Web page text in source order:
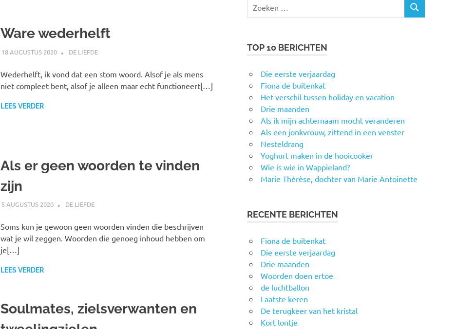
Ware wederhelft
18 AUGUSTUS 2020 MARJOLEIN
DE LIEFDE
Wederhelft, ik vond dat een stom woord. Alsof je als mens
niet compleet bent, alsof je alleen maar echt functioneert[…]
LEES VERDER
Als er geen woorden te vinden
zijn
5 AUGUSTUS 2020 MARJOLEIN
DE LIEFDE
Soms kun je gewoon geen woorden vinden die beschrijven
wat je wil zeggen. Woorden die genoeg inhoud hebben om
je[…]
LEES VERDER
Soulmates, zielsverwanten en
naar:
ZOEKEN
TOP 10 BERICHTEN
Die eerste verjaardag
Fiona de buitenkat
Het verschil tussen holiday en vacation
Drie maanden
Als ik mijn achternaam mocht veranderen
Als een jonkvrouw, zittend in een venster
Nesteldrang
Yoghurt maken in de hooicooker
Wie is wie in Wappieland?
Marie Thérèse, dochter van Marie Antoinette
RECENTE BERICHTEN
Fiona de buitenkat
Die eerste verjaardag
Drie maanden
Woorden doen ertoe
de luchtballon
Laatste keren
De terugkeer van het kristal
Kort lontje